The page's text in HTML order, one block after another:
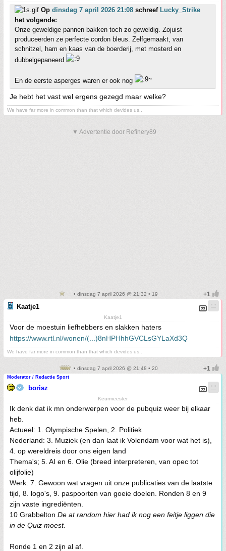
Op dinsdag 7 april 2026 21:08 schreef Lucky_Strike
het volgende:
Onze geweldige pannen bakken toch zo geweldig. Zojuist
produceerden ze perfecte cordon bleus. Zelfgemaakt, van
schnitzel, ham en kaas van de boerderij, met mosterd en
dubbelgepaneerd
En de eerste asperges waren er ook nog
Je hebt het vast wel ergens gezegd maar welke?
We have far more in common than that which devides us..
▼ Advertentie door Refinery89
• dinsdag 7 april 2026 @ 21:32 • 19
Kaatje1
Kaatje1
Voor de moestuin liefhebbers en slakken haters
https://www.rtl.nl/wonen/(...)8nHPHhhGVCLsGYLaXd3Q
We have far more in common than that which devides us..
• dinsdag 7 april 2026 @ 21:48 • 20
Moderator / Redactie Sport
borisz
Keurmeester
Ik denk dat ik mn onderwerpen voor de pubquiz weer bij elkaar
heb.
Actueel: 1. Olympische Spelen, 2. Politiek
Nederland: 3. Muziek (en dan laat ik Volendam voor wat het is),
4. op wereldreis door ons eigen land
Thema's; 5. AI en 6. Olie (breed interpreteren, van opec tot
olijfolie)
Werk: 7. Gewoon wat vragen uit onze publicaties van de laatste
tijd, 8. logo's, 9. paspoorten van goeie doelen. Ronden 8 en 9
zijn vaste ingrediënten.
10 Grabbelton De at random hier had ik nog een feitje liggen die
in de Quiz moest.
Ronde 1 en 2 zijn al af.